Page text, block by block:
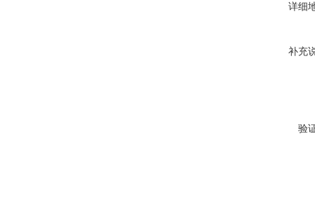
详细
补充
验